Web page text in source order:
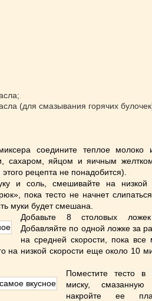
(для смазывания горячих
соедините теплое молоко
сахаром, яйцом и яичным
рецепта не понадобится).
и соль, смешивайте на низкой
пока тесто не начнет
муки будет смешана.
Добавьте 8 столовых
Добавляйте по одной ложке за
на средней скорости, пока все
на низкой скорости еще около 10
Поместите тесто в
миску, смазанную
накройте ее